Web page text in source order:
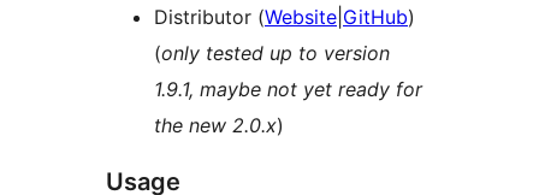
Distributor (Website GitHub)
(only tested up to version
1.9.1, maybe not yet ready for
the new 2.0.x)
Usage